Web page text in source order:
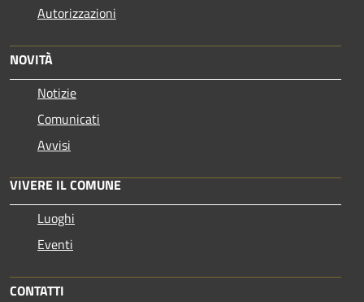
Autorizzazioni
NOVITÀ
Notizie
Comunicati
Avvisi
VIVERE IL COMUNE
Luoghi
Eventi
CONTATTI